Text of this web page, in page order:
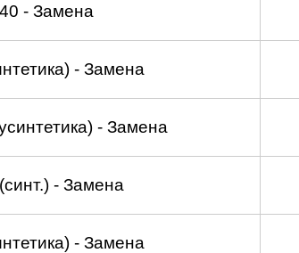
- Замена
- Замена
- Замена
- Замена
- Замена